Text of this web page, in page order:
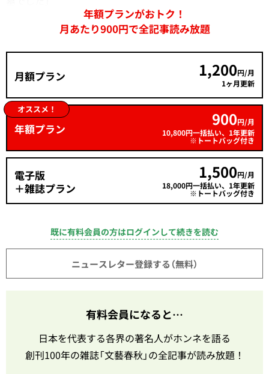
年額プランがおトク！
月あたり900円で全記事読み放題
月額プラン 1,200円/月
1ヶ月更新
オススメ！
年額プラン 900円/月
10,800円一括払い、1年更新
※トートバッグ付き
電子版
＋雑誌プラン
1,500円/月
18,000円一括払い、1年更新
※トートバッグ付き
既に有料会員の方はログインして続きを読む
ニュースレター登録する（無料）
有料会員になると…
日本を代表する各界の著名人がホンネを語る
創刊100年の雑誌「文藝春秋」の全記事が読み放題！